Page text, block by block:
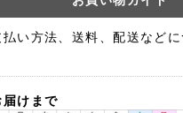
い方法、送料、配送など
けまで